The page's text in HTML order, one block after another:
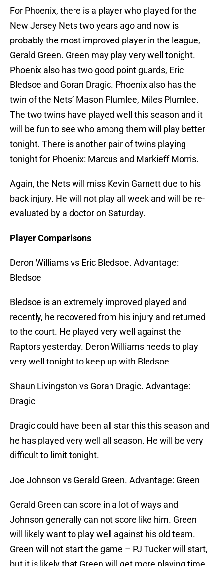
For Phoenix, there is a player who played for the
New Jersey Nets two years ago and now is
probably the most improved player in the league,
Gerald Green. Green may play very well tonight.
Phoenix also has two good point guards, Eric
Bledsoe and Goran Dragic. Phoenix also has the
twin of the Nets’ Mason Plumlee, Miles Plumlee.
The two twins have played well this season and it
will be fun to see who among them will play better
tonight. There is another pair of twins playing
tonight for Phoenix: Marcus and Markieff Morris.
Again, the Nets will miss Kevin Garnett due to his
back injury. He will not play all week and will be re-
evaluated by a doctor on Saturday.
Player Comparisons
Deron Williams vs Eric Bledsoe. Advantage:
Bledsoe
Bledsoe is an extremely improved played and
recently, he recovered from his injury and returned
to the court. He played very well against the
Raptors yesterday. Deron Williams needs to play
very well tonight to keep up with Bledsoe.
Shaun Livingston vs Goran Dragic. Advantage:
Dragic
Dragic could have been all star this this season and
he has played very well all season. He will be very
difficult to limit tonight.
Joe Johnson vs Gerald Green. Advantage: Green
Gerald Green can score in a lot of ways and
Johnson generally can not score like him. Green
will likely want to play well against his old team.
Green will not start the game – PJ Tucker will start,
but it is likely that Green will get more playing time